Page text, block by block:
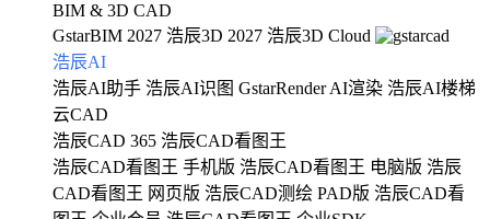
BIM & 3D CAD
GstarBIM 2027 浩辰3D 2027 浩辰3D Cloud
浩辰AI
浩辰AI助手 浩辰AI识图 GstarRender AI渲染 浩辰AI楼梯
云CAD
浩辰CAD 365 浩辰CAD看图王
浩辰CAD看图王 手机版 浩辰CAD看图王 电脑版 浩辰
CAD看图王 网页版 浩辰CAD测绘 PAD版 浩辰CAD看